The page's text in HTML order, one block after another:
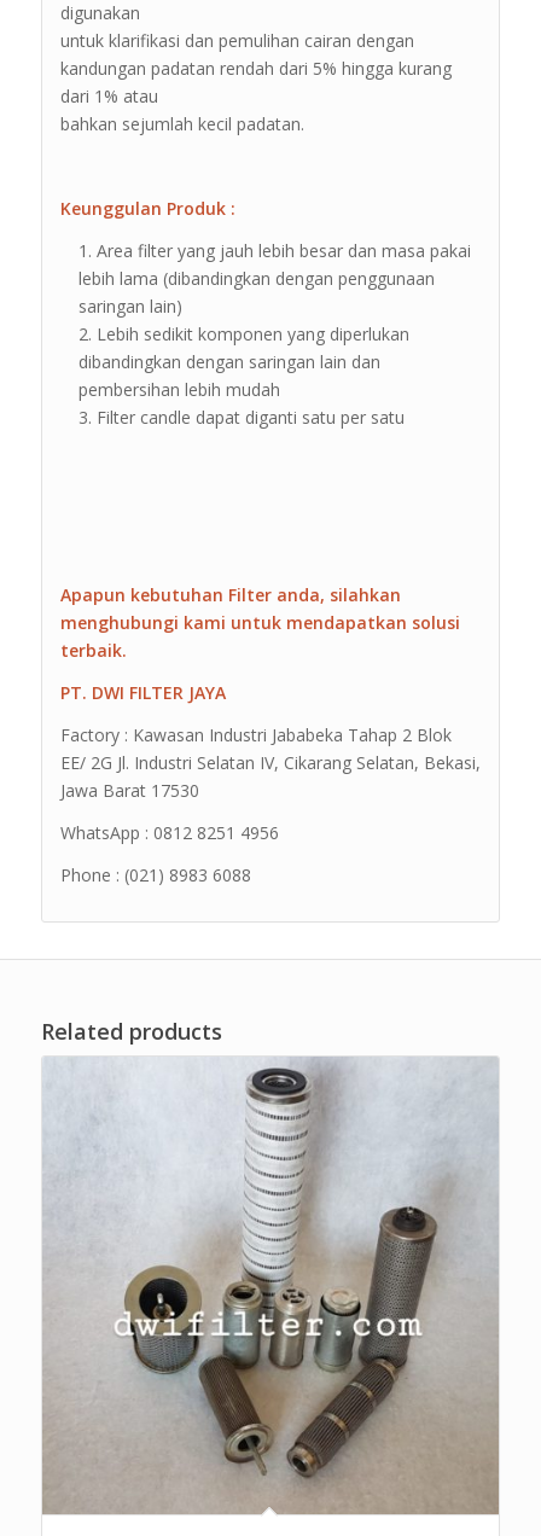
digunakan
untuk klarifikasi dan pemulihan cairan dengan
kandungan padatan rendah dari 5% hingga kurang
dari 1% atau
bahkan sejumlah kecil padatan.
Keunggulan Produk :
Area filter yang jauh lebih besar dan masa pakai
lebih lama (dibandingkan dengan penggunaan
saringan lain)
Lebih sedikit komponen yang diperlukan
dibandingkan dengan saringan lain dan
pembersihan lebih mudah
Filter candle dapat diganti satu per satu
Apapun kebutuhan Filter anda, silahkan
menghubungi kami untuk mendapatkan solusi
terbaik.
PT. DWI FILTER JAYA
Factory : Kawasan Industri Jababeka Tahap 2 Blok
EE/ 2G Jl. Industri Selatan IV, Cikarang Selatan, Bekasi,
Jawa Barat 17530
WhatsApp : 0812 8251 4956
Phone : (021) 8983 6088
Related products